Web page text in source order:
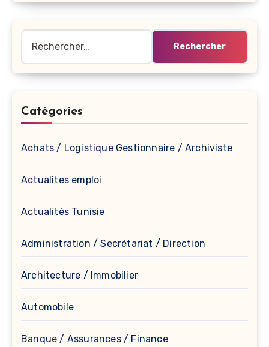
Catégories
Achats / Logistique Gestionnaire / Archiviste
Actualites emploi
Actualités Tunisie
Administration / Secrétariat / Direction
Architecture / Immobilier
Automobile
Banque / Assurances / Finance